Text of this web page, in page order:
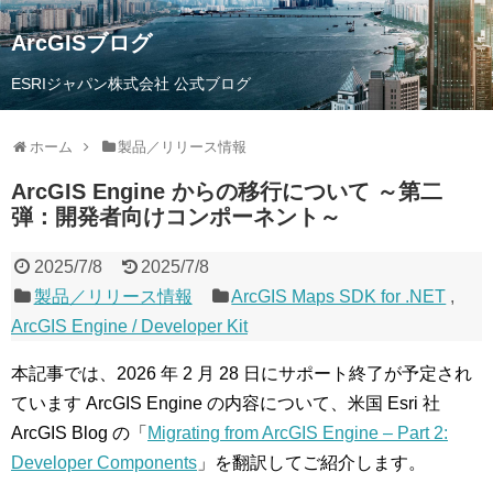
ArcGISブログ
ESRIジャパン株式会社 公式ブログ
ホーム 製品／リリース情報
ArcGIS Engine からの移行について ～第二
弾：開発者向けコンポーネント～
2025/7/8
2025/7/8
製品／リリース情報
ArcGIS Maps SDK for .NET ,
ArcGIS Engine / Developer Kit
本記事では、2026 年 2 月 28 日にサポート終了が予定され
ています ArcGIS Engine の内容について、米国 Esri 社
ArcGIS Blog の「 Migrating from ArcGIS Engine – Part 2:
Developer Components 」を翻訳してご紹介します。